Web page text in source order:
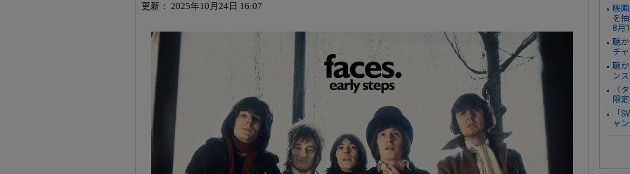
更新： 2025年10月24日 16:07
映
を
8月
聴
チ
聴
ン
〈
限
「
ャ